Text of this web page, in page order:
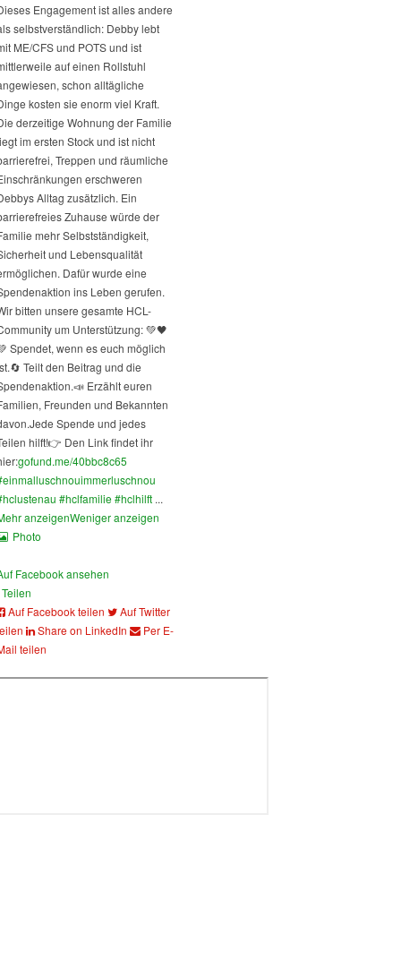
Engagement ist alles andere
selbstverständlich: Debby lebt
ME/CFS und POTS und ist
auf einen Rollstuhl
schon alltägliche
kosten sie enorm viel Kraft.
derzeitige Wohnung der Familie
im ersten Stock und ist nicht
Treppen und räumliche
erschweren
Alltag zusätzlich. Ein
Zuhause würde der
mehr Selbstständigkeit,
und Lebensqualität
Dafür wurde eine
ins Leben gerufen.
bitten unsere gesamte HCL-
um Unterstützung: 💚🖤
Spendet, wenn es euch möglich
🔄 Teilt den Beitrag und die
📣 Erzählt euren
Freunden und Bekannten
Jede Spende und jedes
hilft!👉 Den Link findet ihr
gofund.me/40bbc8c65
#hclfamilie#hclhilft ...
anzeigenWeniger anzeigen
Photo
Facebook ansehen
Teilen
Auf Facebook teilen
Auf Twitter
Share on LinkedIn
Per E-
teilen